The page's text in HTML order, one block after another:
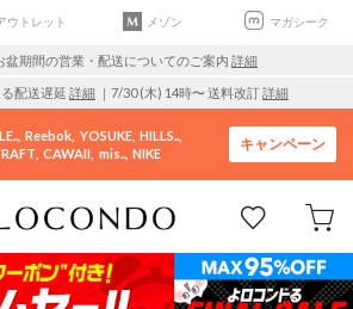
ウトレット メゾン マガシーク
盆期間の営業・配送についてのご案内 詳細
配送遅延 詳細 ｜7/30 (木) 14時〜 送料改訂詳細
Reebok YOSUKE HILLS..
CAWAII mis.. NIKE
キャンペーン